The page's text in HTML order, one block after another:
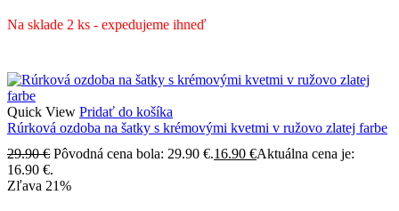
Na sklade 2 ks - expedujeme ihneď
Quick View Pridať do košíka
Rúrková ozdoba na šatky s krémovými kvetmi v ružovo zlatej farbe
29.90€ Pôvodná cena bola: 29.90 €.16.90 €Aktuálna cena je:
16.90 €.
Zľava 21%